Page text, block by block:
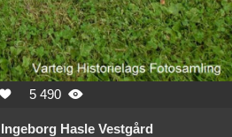
 5 490 
Hasle Vestgård